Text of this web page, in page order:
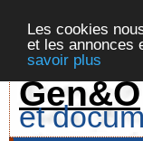
Les cookies
et les annonces
savoir plus
Gen&O
et